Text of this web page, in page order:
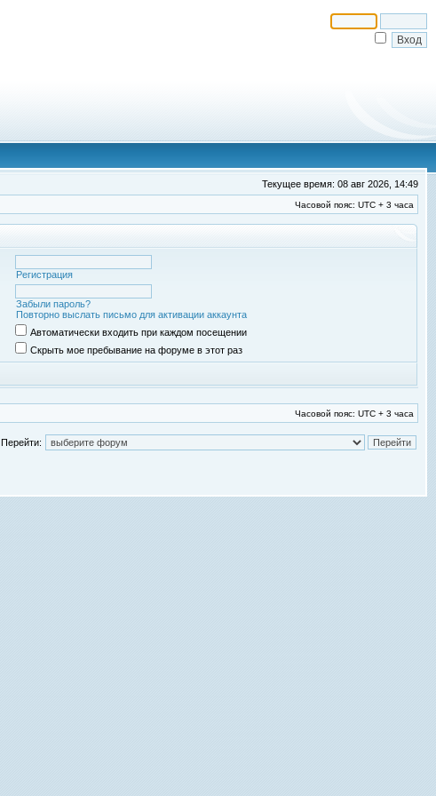
Текущее время: 08 авг 2026, 14:49
Часовой пояс: UTC + 3 часа
Регистрация
Забыли пароль?
Повторно выслать письмо для активации аккаунта
Автоматически входить при каждом посещении
Скрыть мое пребывание на форуме в этот раз
Часовой пояс: UTC + 3 часа
Перейти: